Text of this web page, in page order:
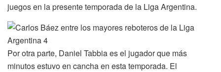
juegos en la presente temporada de la Liga Argentina.
Por otra parte, Daniel Tabbia es el jugador que más
minutos estuvo en cancha en esta temporada. El